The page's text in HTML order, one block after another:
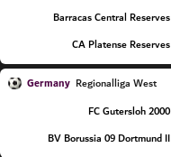
Barracas Central Reserves
CA Platense Reserves
Germany Regionalliga West
FC Gutersloh 2000
BV Borussia 09 Dortmund II